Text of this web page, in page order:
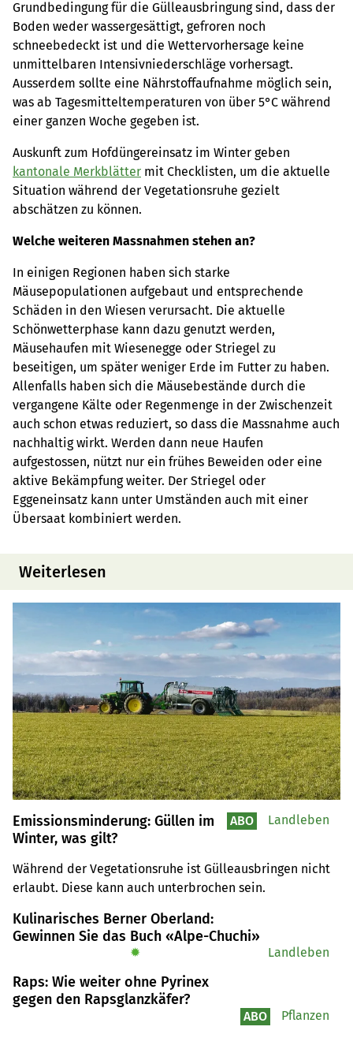
Grundbedingung für die Gülleausbringung sind, dass der
Boden weder wassergesättigt, gefroren noch
schneebedeckt ist und die Wettervorhersage keine
unmittelbaren Intensivniederschläge vorhersagt.
Ausserdem sollte eine Nährstoffaufnahme möglich sein,
was ab Tagesmitteltemperaturen von über 5°C während
einer ganzen Woche gegeben ist.
Auskunft zum Hofdüngereinsatz im Winter geben
kantonale Merkblätter mit Checklisten, um die aktuelle
Situation während der Vegetationsruhe gezielt
abschätzen zu können.
Welche weiteren Massnahmen stehen an?
In einigen Regionen haben sich starke
Mäusepopulationen aufgebaut und entsprechende
Schäden in den Wiesen verursacht. Die aktuelle
Schönwetterphase kann dazu genutzt werden,
Mäusehaufen mit Wiesenegge oder Striegel zu
beseitigen, um später weniger Erde im Futter zu haben.
Allenfalls haben sich die Mäusebestände durch die
vergangene Kälte oder Regenmenge in der Zwischenzeit
auch schon etwas reduziert, so dass die Massnahme auch
nachhaltig wirkt. Werden dann neue Haufen
aufgestossen, nützt nur ein frühes Beweiden oder eine
aktive Bekämpfung weiter. Der Striegel oder
Eggeneinsatz kann unter Umständen auch mit einer
Übersaat kombiniert werden.
Weiterlesen
Emissionsminderung: Güllen im
Winter, was gilt?
Während der Vegetationsruhe ist Gülleausbringen nicht
erlaubt. Diese kann auch unterbrochen sein.
ABO Landleben
Kulinarisches Berner Oberland:
Gewinnen Sie das Buch «Alpe-Chuchi»
✹ Landleben
Raps: Wie weiter ohne Pyrinex
gegen den Rapsglanzkäfer?
ABO Pflanzen